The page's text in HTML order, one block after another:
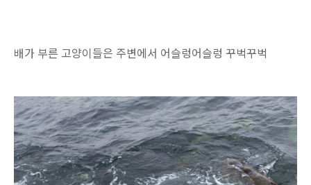
배가 부른 고양이들은 주변에서 어슬렁어슬렁 꾸벅꾸벅